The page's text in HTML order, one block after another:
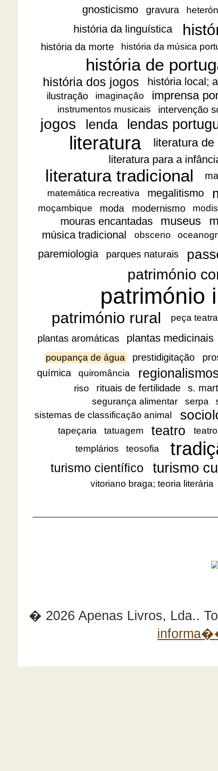
gnosticismo gravura
história da linguística
história da morte história da música
história de
história dos jogos história local;
ilustração imaginação imprensa
instrumentos musicais intervenção
jogos lenda lendas
literatura literatura
literatura para a
literatura tradicional
matemática recreativa megalitismo
moçambique moda modernismo
mouras encantadas museus
música tradicional obsceno
paremiologia parques naturais
património
património
património rural peça
plantas aromáticas plantas medicinais
poupança de água prestidigitação
química
quiromância
riso rituais de fertilidade s.
segurança alimentar serpa
sistemas de classificação animal
tapeçaria tatuagem teatro
templários
teosofia
turismo científico turismo
vitoriano braga; teoria literária
� 2026 Apenas Livros, Lda..